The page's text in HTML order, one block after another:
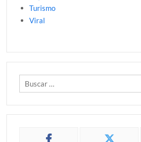
Turismo
Viral